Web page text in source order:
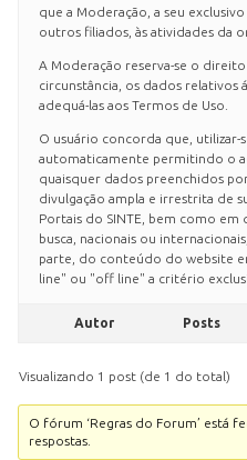
que a Moderação, a seu
outros filiados, às atividades da
A Moderação reserva-se o
circunstância, os dados relativos
adequá-las aos Termos de Uso.
O usuário concorda que, utilizar-
automaticamente permitindo o
quaisquer dados preenchidos
divulgação ampla e irrestrita de
Portais do SINTE, bem como
busca, nacionais ou
parte, do conteúdo do website
line" ou "off line" a critério
Autor Posts
Visualizando 1 post (de 1 do total)
O fórum ‘Regras do Forum’ está
respostas.